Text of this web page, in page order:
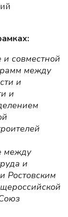
и совместной
между
и
и
между
и
Ростовским